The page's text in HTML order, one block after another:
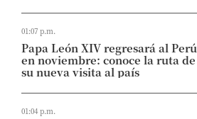
01:07 p.m.
Papa León XIV regresará al Perú
en noviembre: conoce la ruta de
su nueva visita al país
01:04 p.m.